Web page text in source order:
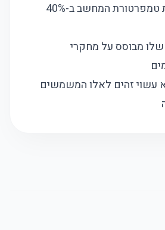
המעמד מקטין את טמפרטורת המחשב ב-40%
שלו מבוסס על מחקרי
עשוי זהים לאלו המשמשים